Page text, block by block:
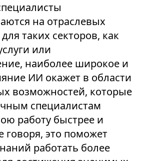
на отраслевых
таких секторов, как
или
наиболее широкое и
ИИ окажет в области
возможностей, которые
специалистам
работу быстрее и
говоря, это поможет
работать более